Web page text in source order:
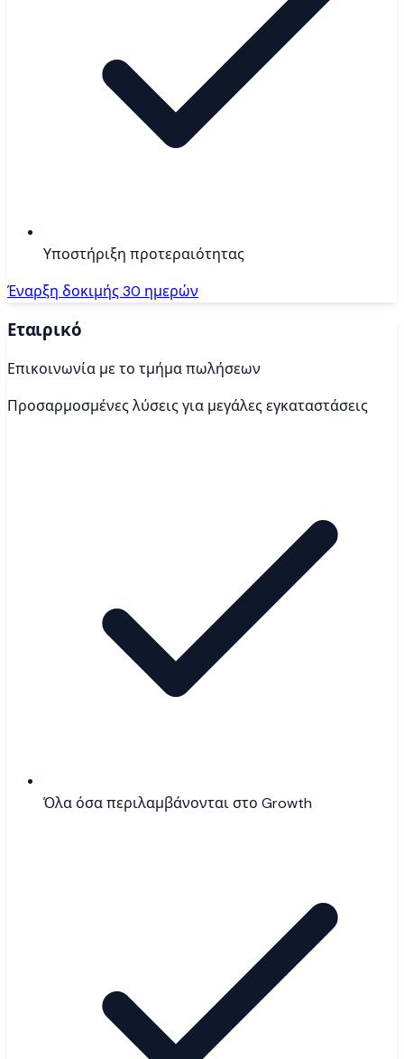
Υποστήριξη προτεραιότητας
Έναρξη δοκιμής 30 ημερών
Εταιρικό
Επικοινωνία με το τμήμα πωλήσεων
Προσαρμοσμένες λύσεις για μεγάλες εγκαταστάσεις
Όλα όσα περιλαμβάνονται στο Growth